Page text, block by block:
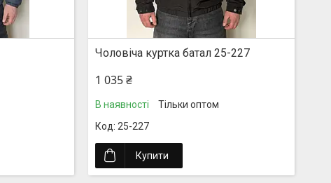
Чоловіча куртка батал 25-227
1 035 ₴
В наявності
Тільки оптом
25-227
Купити